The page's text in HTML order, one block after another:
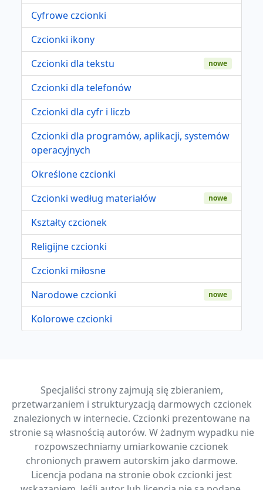
Cyfrowe czcionki
Czcionki ikony
Czcionki dla tekstu
nowe
Czcionki dla telefonów
Czcionki dla cyfr i liczb
Czcionki dla programów, aplikacji, systemów
operacyjnych
Określone czcionki
Czcionki według materiałów
nowe
Kształty czcionek
Religijne czcionki
Czcionki miłosne
Narodowe czcionki
nowe
Kolorowe czcionki
Specjaliści strony zajmują się zbieraniem,
przetwarzaniem i strukturyzacją darmowych czcionek
znalezionych w internecie. Czcionki prezentowane na
stronie są własnością autorów. W żadnym wypadku nie
rozpowszechniamy umiarkowanie czcionek
chronionych prawem autorskim jako darmowe.
Licencja podana na stronie obok czcionki jest